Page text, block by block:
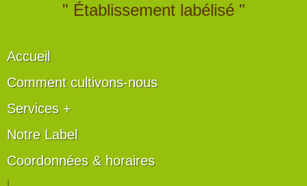
" Établissement labélisé "
Accueil
Comment cultivons-nous
Services +
Notre Label
Coordonnées & horaires